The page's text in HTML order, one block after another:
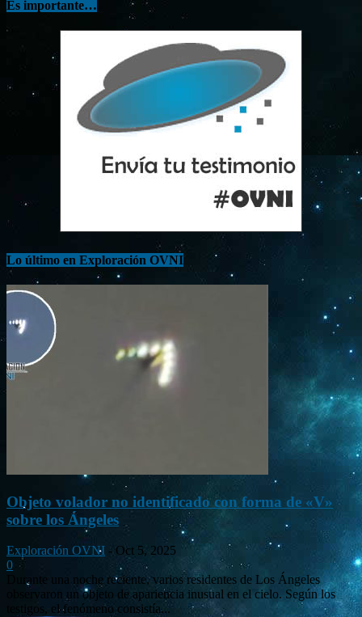
Es importante…
Lo último en Exploración OVNI
Objeto volador no identificado con forma de «V»
sobre los Ángeles
Exploración OVNI - Oct 5, 2025
0
Durante una noche reciente, varios residentes de Los Ángeles
observaron un objeto de apariencia inusual en el cielo. Según los
testigos, el fenómeno consistía...